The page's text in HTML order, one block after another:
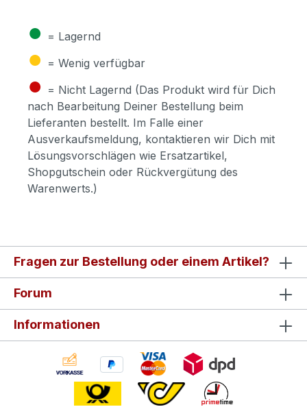
● = Lagernd
● = Wenig verfügbar
● = Nicht Lagernd (Das Produkt wird für Dich
nach Bearbeitung Deiner Bestellung beim
Lieferanten bestellt. Im Falle einer
Ausverkaufsmeldung, kontaktieren wir Dich mit
Lösungsvorschlägen wie Ersatzartikel,
Shopgutschein oder Rückvergütung des
Warenwerts.)
Fragen zur Bestellung oder einem Artikel?
Forum
Informationen